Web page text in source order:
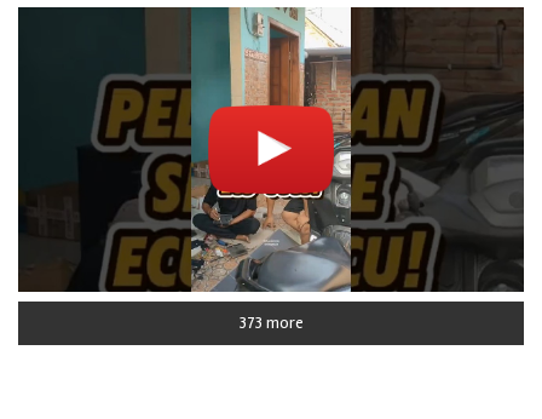
373 more